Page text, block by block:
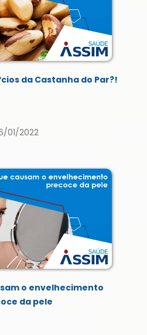
da Castanha do Par?!
01/2022
o envelhecimento
da pele